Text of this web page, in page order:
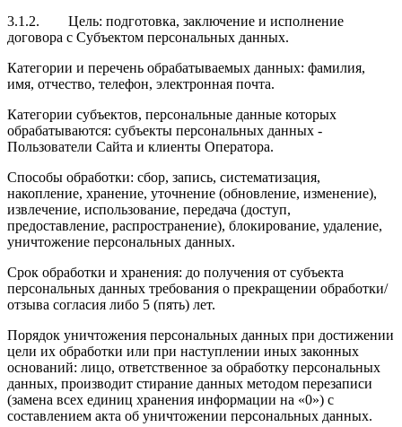
3.1.2.
Цель: подготовка, заключение и исполнение
договора с Субъектом персональных данных.
Категории и перечень обрабатываемых данных: фамилия,
имя, отчество, телефон, электронная почта.
Категории субъектов, персональные данные которых
обрабатываются: субъекты персональных данных -
Пользователи Сайта и клиенты Оператора.
Способы обработки: сбор, запись, систематизация,
накопление, хранение, уточнение (обновление, изменение),
извлечение, использование, передача (доступ,
предоставление, распространение), блокирование, удаление,
уничтожение персональных данных.
Срок обработки и хранения: до получения от субъекта
персональных данных требования о прекращении обработки/
отзыва согласия либо 5 (пять) лет.
Порядок уничтожения персональных данных при достижении
цели их обработки или при наступлении иных законных
оснований: лицо, ответственное за обработку персональных
данных, производит стирание данных методом перезаписи
(замена всех единиц хранения информации на «0») с
составлением акта об уничтожении персональных данных.